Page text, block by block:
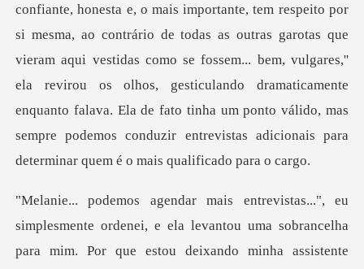
or
si mesma, ao contrário de todas as outras garotas que
vieram aqui vestidas como se fossem... bem, vulgares,''
ela revirou os olhos, gesticulando dramaticamen
ordenei, e ela levantou uma sobrancelha
para mim. Por que estou de